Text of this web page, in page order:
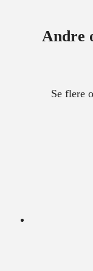
Andre
Se flere